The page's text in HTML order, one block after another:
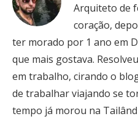
Arquiteto de
coração,
ter morado por 1 ano em
que mais gostava.
em trabalho, cirando o
de trabalhar viajando se
tempo já morou na